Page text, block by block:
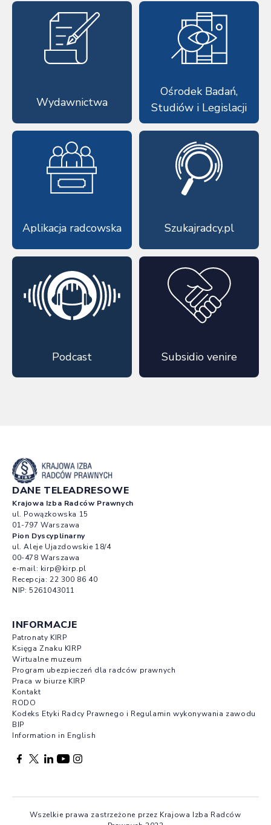
Wydawnictwa
Ośrodek Badań,
Studiów i Legislacji
Aplikacja radcowska Szukajradcy.pl
Podcast Subsidio venire
DANE TELEADRESOWE
Krajowa Izba Radców Prawnych
ul. Powązkowska 15
01-797 Warszawa
Pion Dyscyplinarny
ul. Aleje Ujazdowskie 18/4
00-478 Warszawa
e-mail: kirp@kirp.pl
Recepcja: 22 300 86 40
NIP: 5261043011
INFORMACJE
Patronaty KIRP
Księga Znaku KIRP
Wirtualne muzeum
Program ubezpieczeń dla radców prawnych
Praca w biurze KIRP
Kontakt
RODO
Kodeks Etyki Radcy Prawnego i Regulamin wykonywania zawodu
BIP
Information in English
Facebook otwierany w nowej karcie
Profil X otwierany w nowej karcie
Profil LinkedIn otwierany w nowej karcie
Profil YouTube otwierany w nowej karcie
Profil Instagram otwierany w nowej karcie
Wszelkie prawa zastrzeżone przez Krajowa Izba Radców